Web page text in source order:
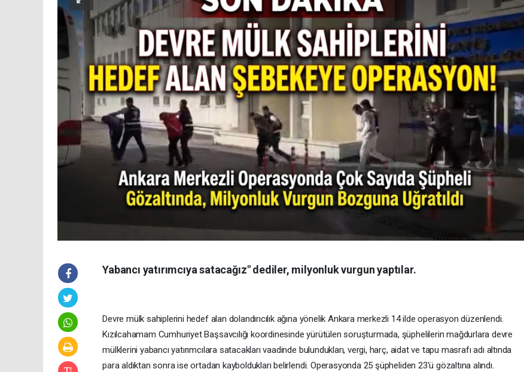
Yabancı yatırımcıya satacağız" dediler, milyonluk vurgun yaptılar.
Devre mülk sahiplerini hedef alan dolandırıcılık ağına yönelik Ankara merkezli 14 ilde operasyon düzenlendi.
Kızılcahamam Cumhuriyet Başsavcılığı koordinesinde yürütülen soruşturmada, şüphelilerin mağdurlara devre
mülklerini yabancı yatırımcılara satacakları vaadinde bulundukları, vergi, harç, aidat ve tapu masrafı adı altında
para aldıktan sonra ise ortadan kayboldukları belirlendi. Operasyonda 25 şüpheliden 23'ü gözaltına alındı.